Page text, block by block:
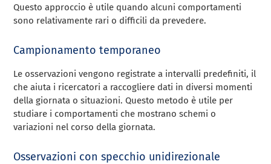
Questo approccio è utile quando alcuni comportamenti
sono relativamente rari o difficili da prevedere.
Campionamento temporaneo
Le osservazioni vengono registrate a intervalli predefiniti, il
che aiuta i ricercatori a raccogliere dati in diversi momenti
della giornata o situazioni. Questo metodo è utile per
studiare i comportamenti che mostrano schemi o
variazioni nel corso della giornata.
Osservazioni con specchio unidirezionale